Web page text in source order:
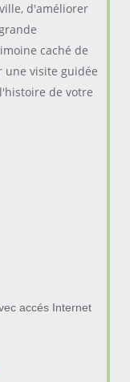
d'améliorer
caché de
une visite guidée
de votre
accés Internet